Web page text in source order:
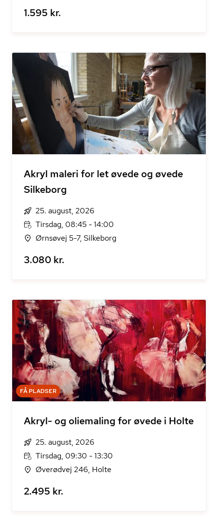
1.595 kr.
Akryl maleri for let øvede og øvede
Silkeborg
25. august, 2026
Tirsdag, 08:45 - 14:00
Ørnsøvej 5-7, Silkeborg
3.080 kr.
FÅ PLADSER
Akryl- og oliemaling for øvede i Holte
25. august, 2026
Tirsdag, 09:30 - 13:30
Øverødvej 246, Holte
2.495 kr.